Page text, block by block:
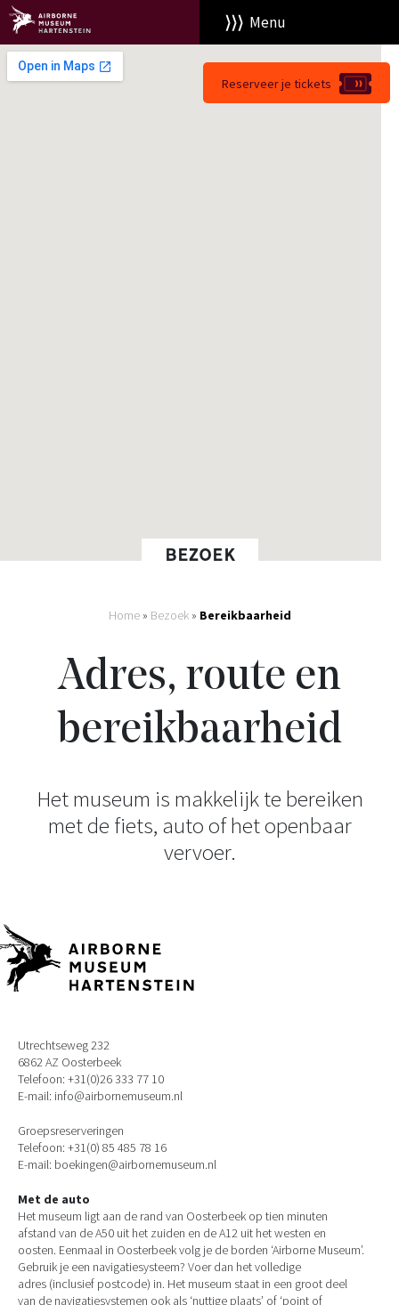
Menu
Reserveer je tickets
BEZOEK
Home» Bezoek» Bereikbaarheid
Adres, route en
bereikbaarheid
Het museum is makkelijk te bereiken
met de fiets, auto of het openbaar
vervoer.
Utrechtseweg 232
6862 AZ Oosterbeek
Telefoon: +31(0)26 333 77 10
E-mail: info@airbornemuseum.nl
Groepsreserveringen
Telefoon: +31(0) 85 485 78 16
E-mail: boekingen@airbornemuseum.nl
Met de auto
Het museum ligt aan de rand van Oosterbeek op tien minuten
afstand van de A50 uit het zuiden en de A12 uit het westen en
oosten. Eenmaal in Oosterbeek volg je de borden ‘Airborne Museum’.
Gebruik je een navigatiesysteem? Voer dan het volledige
adres (inclusief postcode) in. Het museum staat in een groot deel
van de navigatiesystemen ook als ‘nuttige plaats’ of ‘point of